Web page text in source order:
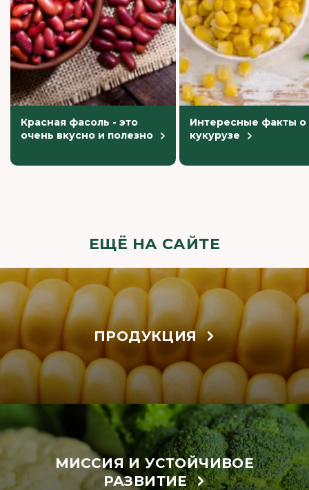
Красная фасоль - это
очень вкусно и полезно
Интересные факты о
кукурузе
ЕЩЁ НА САЙТЕ
ПРОДУКЦИЯ
МИССИЯ И УСТОЙЧИВОЕ
РАЗВИТИЕ